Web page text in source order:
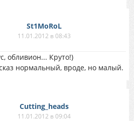
St1MoRoL
11.01.2012 в 08:43
обливион... Круто!)
нормальный, вроде, но малый.
Cutting_heads
11.01.2012 в 09:04